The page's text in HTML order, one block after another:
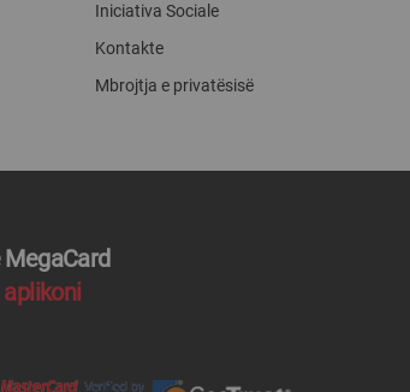
Iniciativa Sociale
Kontakte
Mbrojtja e privatësisë